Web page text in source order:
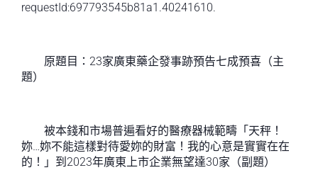
requestId:697793545b81a1.40241610.
原題目：23家廣東藥企發事跡預告七成預喜（主
題）
被本錢和市場普遍看好的醫療器械範疇「天秤！
妳…妳不能這樣對待愛妳的財富！我的心意是實實在在
的！」到2023年廣東上市企業無望達30家（副題）